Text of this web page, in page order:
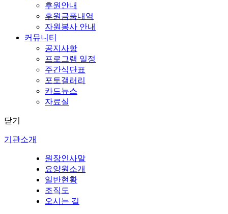
후원안내
후원금품내역
자원봉사 안내
커뮤니티
공지사항
프로그램 일정
주간식단표
포토갤러리
카드뉴스
자료실
닫기
기관소개
원장인사말
요양원소개
일반현황
조직도
오시는 길